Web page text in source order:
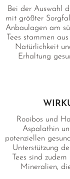
Bei der Auswahl
mit größter
Anbaulagen am
Tees stammen
Natürlichkeit
Erhaltung
Rooibos und
Aspalathin
potenziellen
Unterstützung
Tees sind
Mineralien,